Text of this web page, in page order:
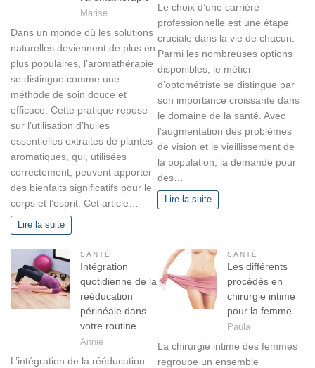
Marise
Dans un monde où les solutions
naturelles deviennent de plus en
plus populaires, l’aromathérapie
se distingue comme une
méthode de soin douce et
efficace. Cette pratique repose
sur l’utilisation d’huiles
essentielles extraites de plantes
aromatiques, qui, utilisées
correctement, peuvent apporter
des bienfaits significatifs pour le
corps et l’esprit. Cet article…
Lire la suite
Le choix d’une carrière
professionnelle est une étape
cruciale dans la vie de chacun.
Parmi les nombreuses options
disponibles, le métier
d’optométriste se distingue par
son importance croissante dans
le domaine de la santé. Avec
l’augmentation des problèmes
de vision et le vieillissement de
la population, la demande pour
des…
Lire la suite
SANTÉ
Intégration
quotidienne de la
rééducation
périnéale dans
votre routine
Annie
L’intégration de la rééducation
SANTÉ
Les différents
procédés en
chirurgie intime
pour la femme
Paula
La chirurgie intime des femmes
regroupe un ensemble